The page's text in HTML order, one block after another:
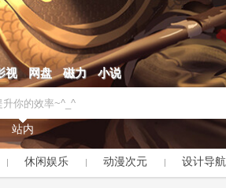
视 网盘 磁力 小说
站内
休闲娱乐 动漫次元 设计导航